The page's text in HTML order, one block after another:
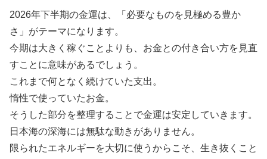
2026年下半期の金運は、「必要なものを見極める豊か
さ」がテーマになります。
今期は大きく稼ぐことよりも、お金との付き合い方を見直
すことに意味があるでしょう。
これまで何となく続けていた支出。
惰性で使っていたお金。
そうした部分を整理することで金運は安定していきます。
日本海の深海には無駄な動きがありません。
限られたエネルギーを大切に使うからこそ、生き抜くこと